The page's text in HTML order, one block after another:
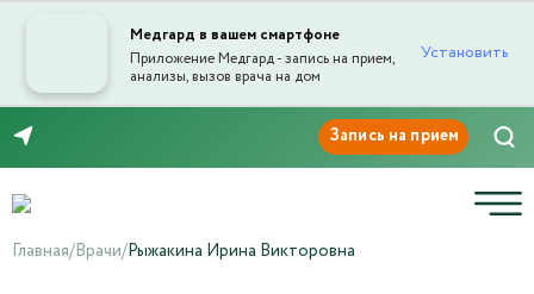
Медгард в вашем смартфоне
Приложение Медгард - запись на прием,
анализы, вызов врача на дом
Установить
Главная/Врачи/Рыжакина Ирина Викторовна
Отправка отзыва